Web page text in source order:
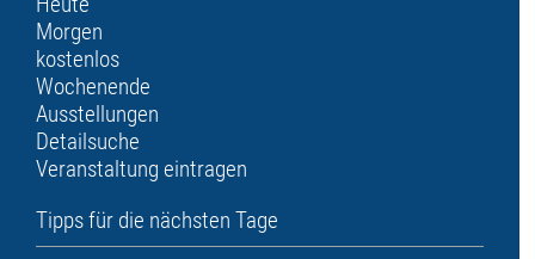
Morgen
kostenlos
Wochenende
Ausstellungen
Detailsuche
Veranstaltung eintragen
Tipps für die nächsten Tage